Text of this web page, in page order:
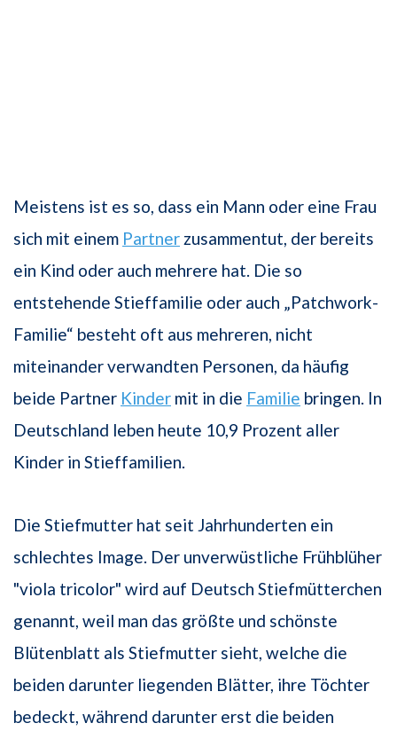
Meistens ist es so, dass ein Mann oder eine Frau
sich mit einem Partner zusammentut, der bereits
ein Kind oder auch mehrere hat. Die so
entstehende Stieffamilie oder auch „Patchwork-
Familie“ besteht oft aus mehreren, nicht
miteinander verwandten Personen, da häufig
beide Partner Kinder mit in die Familie bringen. In
Deutschland leben heute 10,9 Prozent aller
Kinder in Stieffamilien.
Die Stiefmutter hat seit Jahrhunderten ein
schlechtes Image. Der unverwüstliche Frühblüher
"viola tricolor" wird auf Deutsch Stiefmütterchen
genannt, weil man das größte und schönste
Blütenblatt als Stiefmutter sieht, welche die
beiden darunter liegenden Blätter, ihre Töchter
bedeckt, während darunter erst die beiden